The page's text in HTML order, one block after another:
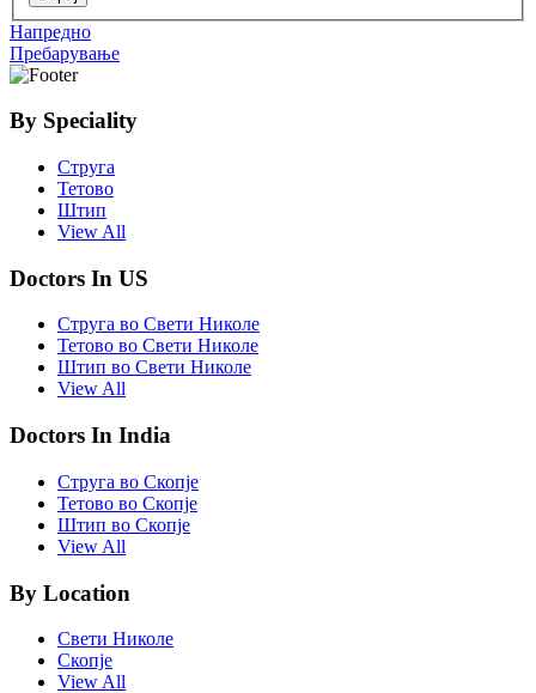
Напредно
Пребарување
By Speciality
Струга
Тетово
Штип
View All
Doctors In US
Струга во Свети Николе
Тетово во Свети Николе
Штип во Свети Николе
View All
Doctors In India
Струга во Скопје
Тетово во Скопје
Штип во Скопје
View All
By Location
Свети Николе
Скопје
View All